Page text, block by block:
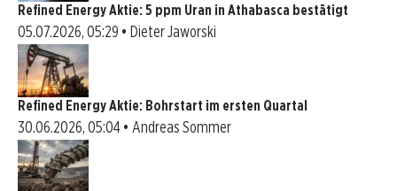
Refined Energy Aktie: 5 ppm Uran in Athabasca bestätigt
05.07.2026, 05:29 • Dieter Jaworski
Refined Energy Aktie: Bohrstart im ersten Quartal
30.06.2026, 05:04 • Andreas Sommer